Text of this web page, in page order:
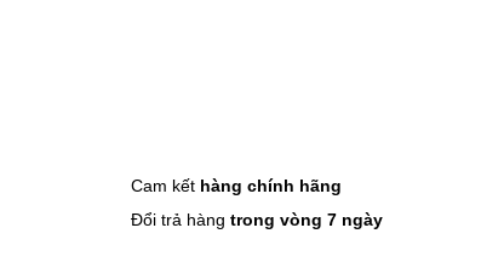
Cam kết hàng chính hãng
Đổi trả hàng trong vòng 7 ngày